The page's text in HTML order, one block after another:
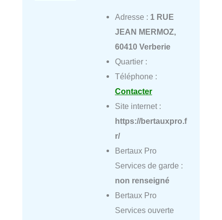
Adresse : 1 RUE
JEAN MERMOZ,
60410 Verberie
Quartier :
Téléphone :
Contacter
Site internet :
https://bertauxpro.f
r/
Bertaux Pro
Services de garde :
non renseigné
Bertaux Pro
Services ouverte